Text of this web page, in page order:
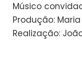
Músico
Produção:
Realização: